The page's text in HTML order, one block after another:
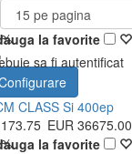
la favorite
sa fi autentificat
CLASS Si 400ep
EUR 36675.00
la favorite